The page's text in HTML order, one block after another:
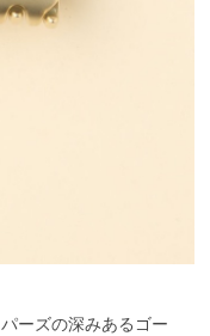
ーズの深みあるゴー